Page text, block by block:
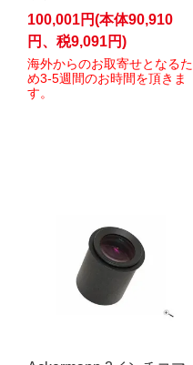
100,001円(本体90,910
円、税9,091円)
海外からのお取寄せとなるた
め3-5週間のお時間を頂きま
す。